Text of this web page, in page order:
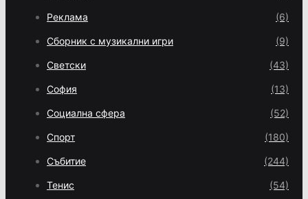
Реклама (6)
Сборник с музикални игри (9)
Светски (43)
София (13)
Социална сфера (52)
Спорт (180)
Събитие (244)
Тенис (54)